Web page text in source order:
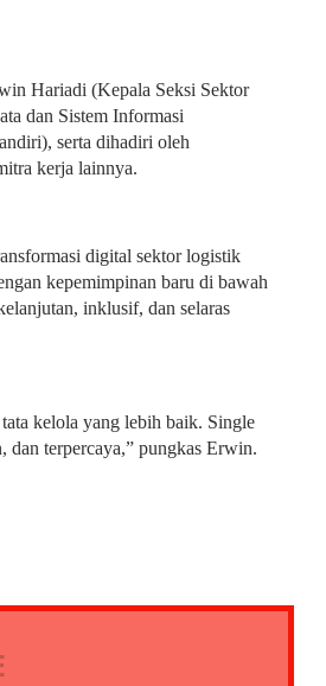
Hariadi (Kepala Seksi Sektor
dan Sistem Informasi
serta dihadiri oleh
kerja lainnya.
digital sektor logistik
kepemimpinan baru di bawah
inklusif, dan selaras
kelola yang lebih baik. Single
terpercaya,” pungkas Erwin.